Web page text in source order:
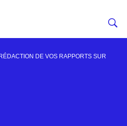
DE VOS RAPPORTS SUR